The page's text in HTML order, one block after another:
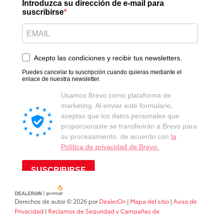
Derechos de autor © 2026 porDealerOn | Mapa del sitio | Aviso de
Privacidad | Reclamos de Seguridad y Campañas de